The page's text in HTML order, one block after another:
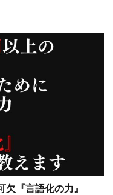
『言語化の力』